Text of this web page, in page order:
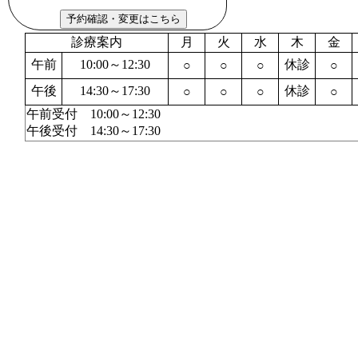
診療案内 月 火 水 木 金
午前
10:00～12:30 ○ ○ ○ 休診 ○
午後
14:30～17:30 ○ ○ ○ 休診 ○
午前受付 10:00～12:30
午後受付 14:30～17:30